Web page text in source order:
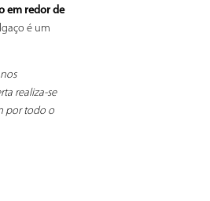
em redor de
é um
realiza-se
por todo o